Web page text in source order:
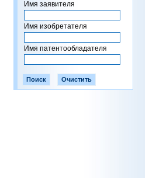
Имя заявителя
Имя изобретателя
Имя патентообладателя